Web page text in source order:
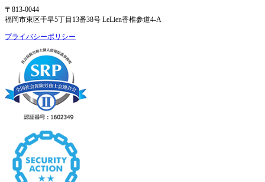
〒813-0044
福岡市東区千早5丁目13番38号 LeLien香椎参道4-A
プライバシーポリシー